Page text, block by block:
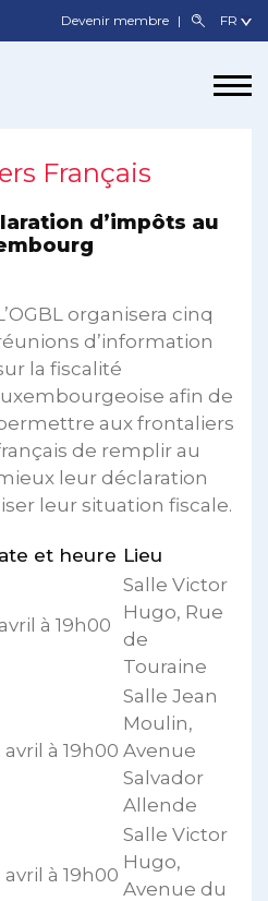
Devenir membre
Français
d’impôts au
organisera cinq
d’information
la fiscalité
luxembourgeoise afin de
aux frontaliers
de remplir au
leur déclaration
leur situation fiscale.
et heure Lieu
à 19h00
Salle Victor
Hugo, Rue
de
Touraine
avril à 19h00
Salle Jean
Moulin,
Avenue
Salvador
Allende
avril à 19h00
Salle Victor
Hugo,
Avenue du